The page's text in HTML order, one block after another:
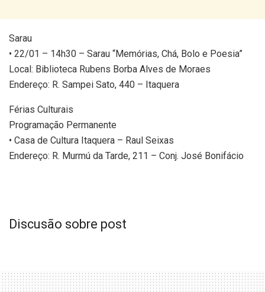
Sarau
• 22/01 – 14h30 – Sarau “Memórias, Chá, Bolo e Poesia”
Local: Biblioteca Rubens Borba Alves de Moraes
Endereço: R. Sampei Sato, 440 – Itaquera
Férias Culturais
Programação Permanente
• Casa de Cultura Itaquera – Raul Seixas
Endereço: R. Murmú da Tarde, 211 – Conj. José Bonifácio
Discusão sobre post